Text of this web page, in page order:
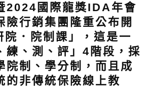
2024國際龍獎IDA年會
險行銷集團隆重公布開
．院制課」，這是一
練、測、評」4階段，採
院制、學分制，而且成
的非傳統保險線上教